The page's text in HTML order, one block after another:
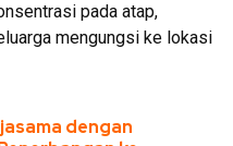
pada atap,
mengungsi ke lokasi
dengan